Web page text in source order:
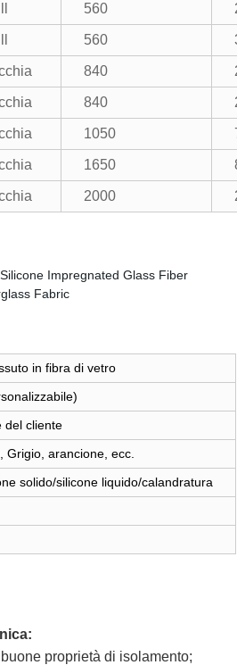
560
560
840
840
1050
1650
2000
in fibra di vetro
del cliente
Grigio, arancione, ecc.
solido/silicone liquido/calandratura
proprietà di isolamento;